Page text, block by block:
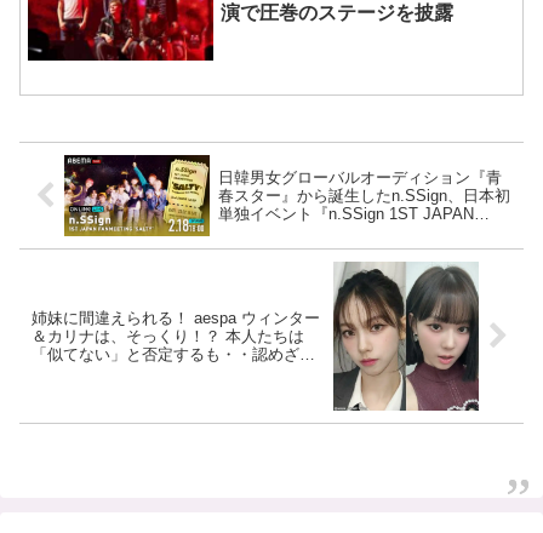
演で圧巻のステージを披露
日韓男女グローバルオーディション『青
春スター』から誕生したn.SSign、日本初
単独イベント『n.SSign 1ST JAPAN
配信決定！ ２月18日（土）18時より
姉妹に間違えられる！ aespa ウィンター
＆カリナは、そっくり！？ 本人たちは
「似てない」と否定するも・・認めざる